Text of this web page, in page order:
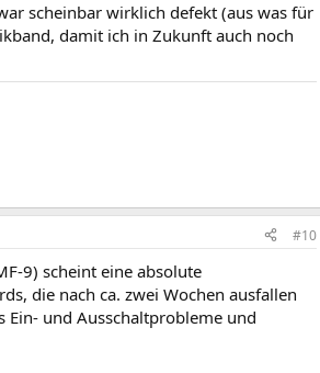
scheinbar wirklich defekt (aus was für
damit ich in Zukunft auch noch
#10
9) scheint eine absolute
die nach ca. zwei Wochen ausfallen
Ein- und Ausschaltprobleme und